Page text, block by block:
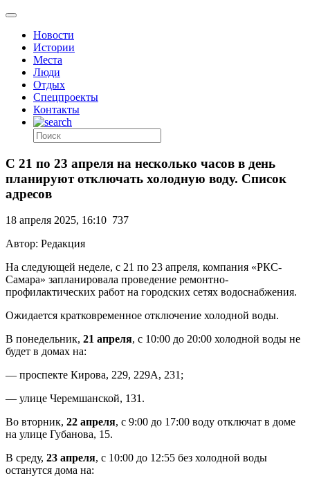
Новости
Истории
Места
Люди
Отдых
Спецпроекты
Контакты
С 21 по 23 апреля на несколько часов в день
планируют отключать холодную воду. Список
адресов
18 апреля 2025, 16:10 737
Автор: Редакция
На следующей неделе, с 21 по 23 апреля, компания «РКС-
Самара» запланировала проведение ремонтно-
профилактических работ на городских сетях водоснабжения.
Ожидается кратковременное отключение холодной воды.
В понедельник, 21 апреля, с 10:00 до 20:00 холодной воды не
будет в домах на:
— проспекте Кирова, 229, 229А, 231;
— улице Черемшанской, 131.
Во вторник, 22 апреля, с 9:00 до 17:00 воду отключат в доме
на улице Губанова, 15.
В среду, 23 апреля, с 10:00 до 12:55 без холодной воды
останутся дома на: